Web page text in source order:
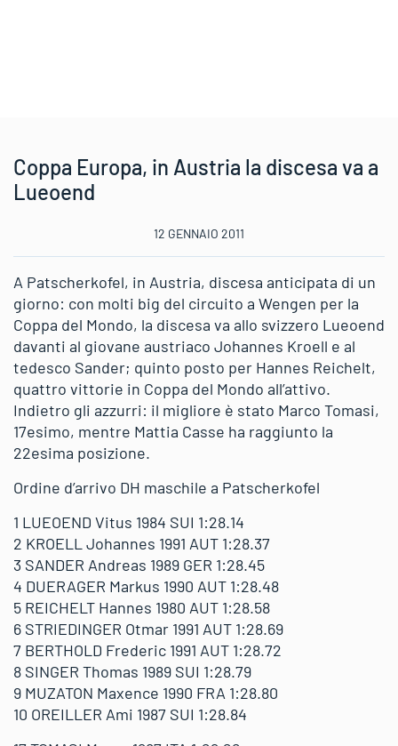
Coppa Europa, in Austria la discesa va a
Lueoend
12 GENNAIO 2011
A Patscherkofel, in Austria, discesa anticipata di un
giorno: con molti big del circuito a Wengen per la
Coppa del Mondo, la discesa va allo svizzero Lueoend
davanti al giovane austriaco Johannes Kroell e al
tedesco Sander; quinto posto per Hannes Reichelt,
quattro vittorie in Coppa del Mondo all’attivo.
Indietro gli azzurri: il migliore è stato Marco Tomasi,
17esimo, mentre Mattia Casse ha raggiunto la
22esima posizione.
Ordine d’arrivo DH maschile a Patscherkofel
1 LUEOEND Vitus 1984 SUI 1:28.14
2 KROELL Johannes 1991 AUT 1:28.37
3 SANDER Andreas 1989 GER 1:28.45
4 DUERAGER Markus 1990 AUT 1:28.48
5 REICHELT Hannes 1980 AUT 1:28.58
6 STRIEDINGER Otmar 1991 AUT 1:28.69
7 BERTHOLD Frederic 1991 AUT 1:28.72
8 SINGER Thomas 1989 SUI 1:28.79
9 MUZATON Maxence 1990 FRA 1:28.80
10 OREILLER Ami 1987 SUI 1:28.84